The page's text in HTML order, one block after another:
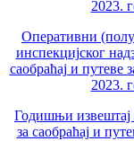
2023.
Оперативни
инспекцијског
саобраћај и путеве
2023.
Годишњи извештај
за саобраћај и